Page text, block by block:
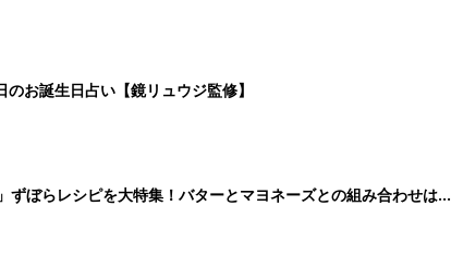
お誕生日占い【鏡リュウジ監修】
ずぼらレシピを大特集！バターとマヨネーズとの組み合わせは栄